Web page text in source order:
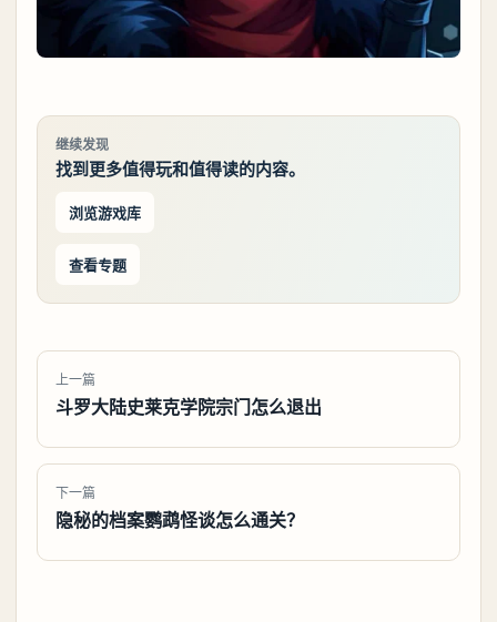
继续发现
找到更多值得玩和值得读的内容。
浏览游戏库
查看专题
上一篇
斗罗大陆史莱克学院宗门怎么退出
下一篇
隐秘的档案鹦鹉怪谈怎么通关？